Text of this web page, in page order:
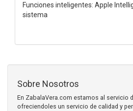
Funciones inteligentes: Apple
sistema
Sobre Nosotros
En ZabalaVera.com estamos al servicio
ofreciendoles un servicio de calidad y